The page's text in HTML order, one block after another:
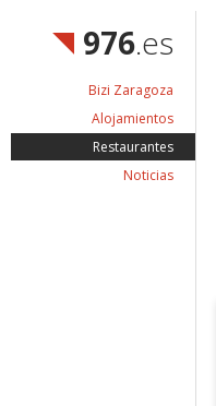
976.es
Bizi Zaragoza
Alojamientos
Restaurantes
Noticias